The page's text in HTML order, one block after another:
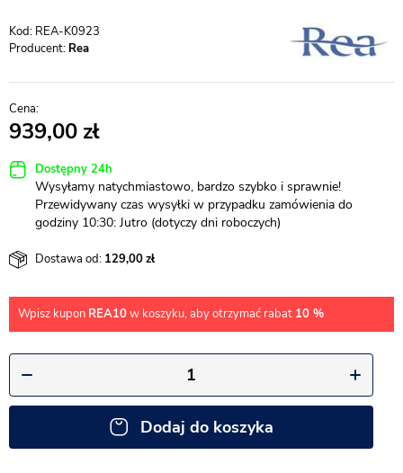
REA-K0923
Producent: Rea
939,00
Dostępny 24h
Wysyłamy natychmiastowo, bardzo szybko i sprawnie!
Przewidywany czas wysyłki w przypadku zamówienia do
godziny 10:30: Jutro (dotyczy dni roboczych)
Dostawa od: 129,00
Wpisz kupon REA10w koszyku, aby otrzymać rabat 10 %
Dodaj do koszyka